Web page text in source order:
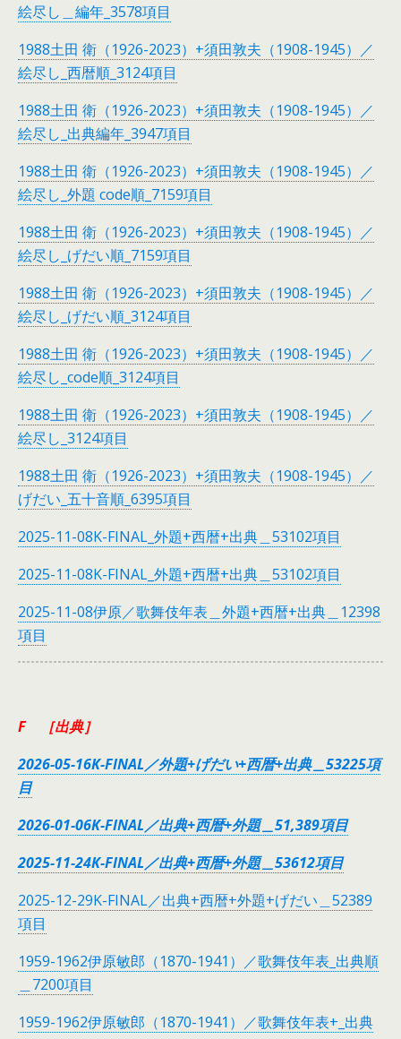
絵尽し＿編年_3578項目
1988土田 衛（1926-2023）+須田敦夫（1908-1945）／
絵尽し_西暦順_3124項目
1988土田 衛（1926-2023）+須田敦夫（1908-1945）／
絵尽し_出典編年_3947項目
1988土田 衛（1926-2023）+須田敦夫（1908-1945）／
絵尽し_外題 code順_7159項目
1988土田 衛（1926-2023）+須田敦夫（1908-1945）／
絵尽し_げだい順_7159項目
1988土田 衛（1926-2023）+須田敦夫（1908-1945）／
絵尽し_げだい順_3124項目
1988土田 衛（1926-2023）+須田敦夫（1908-1945）／
絵尽し_code順_3124項目
1988土田 衛（1926-2023）+須田敦夫（1908-1945）／
絵尽し_3124項目
1988土田 衛（1926-2023）+須田敦夫（1908-1945）／
げだい_五十音順_6395項目
2025-11-08K-FINAL_外題+西暦+出典＿53102項目
2025-11-08K-FINAL_外題+西暦+出典＿53102項目
2025-11-08伊原／歌舞伎年表＿外題+西暦+出典＿12398
項目
F ［出典］
2026-05-16K-FINAL／外題+げだい+西暦+出典＿53225項
目
2026-01-06K-FINAL／出典+西暦+外題＿51,389項目
2025-11-24K-FINAL／出典+西暦+外題＿53612項目
2025-12-29K-FINAL／出典+西暦+外題+げだい＿52389
項目
1959-1962伊原敏郎（1870-1941）／歌舞伎年表_出典順
＿7200項目
1959-1962伊原敏郎（1870-1941）／歌舞伎年表+_出典